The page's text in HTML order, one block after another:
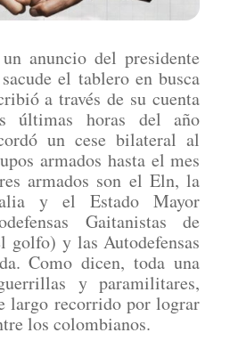
anuncio del presidente
el tablero en busca
a través de su cuenta
últimas horas del año
un cese bilateral al
armados hasta el mes
armados son el Eln, la
y el Estado Mayor
Gaitanistas de
golfo) y las Autodefensas
Como dicen, toda una
y paramilitares,
largo recorrido por lograr
los colombianos.